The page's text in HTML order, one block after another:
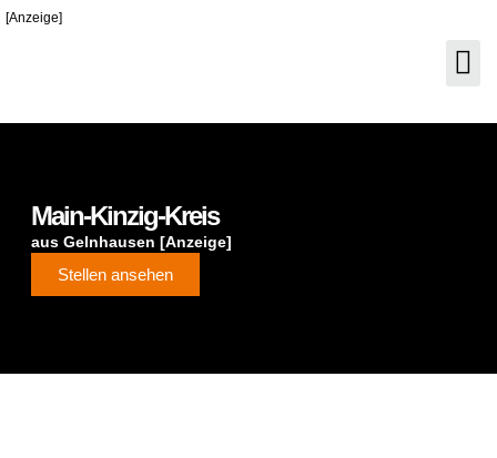
[Anzeige]
Main-Kinzig-Kreis
aus Gelnhausen [Anzeige]
Stellen ansehen